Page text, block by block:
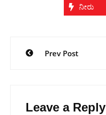
ನೀರು
navigation
Prev Post
Leave a Reply